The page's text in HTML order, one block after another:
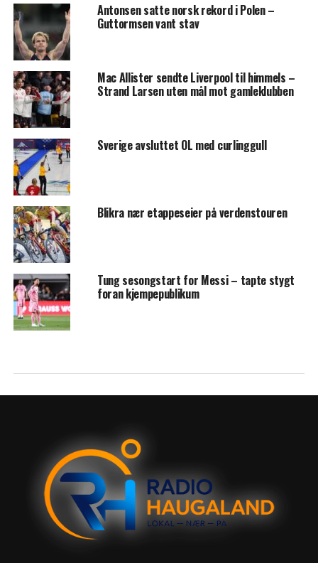
Antonsen satte norsk rekord i Polen –
Guttormsen vant stav
Mac Allister sendte Liverpool til himmels –
Strand Larsen uten mål mot gamleklubben
Sverige avsluttet OL med curlinggull
Blikra nær etappeseier på verdenstouren
Tung sesongstart for Messi – tapte stygt
foran kjempepublikum